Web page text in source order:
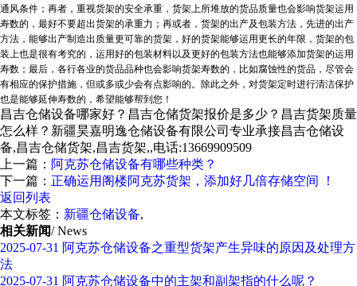
通风条件；再者，重视货架的安全承重，货架上所堆放的货品质量也会影响货架运用
寿数的，最好不要超出货架的承重力；再或者，货架的出产及包装方法，先进的出产
方法，能够出产制造出质量更可靠的货架，好的货架能够运用更长的年限，货架的包
装上也是很有考究的，运用好的包装材料以及更好的包装方法也能够添加货架的运用
寿数；最后，各行各业的货品品种也会影响货架寿数的，比如腐蚀性的货品，尽管会
有相应的保护措施，但或多或少会有点影响的。除此之外，对货架定时进行清洁保护
也是能够延伸寿数的，希望能够帮到您！
昌吉仓储设备哪家好？昌吉仓储货架报价是多少？昌吉货架质量
怎么样？新疆昊嘉明逸仓储设备有限公司专业承接昌吉仓储设
备,昌吉仓储货架,昌吉货架,,电话:13669909509
上一篇： 阿克苏仓储设备有哪些种类？
下一篇： 正确运用阁楼阿克苏货架，添加好几倍存储空间 ！
返回列表
本文标签： 新疆仓储设备,
相关新闻/ News
2025-07-31 阿克苏仓储设备之重型货架产生异味的原因及处理方
法
2025-07-31 阿克苏仓储设备中的主架和副架指的什么呢？